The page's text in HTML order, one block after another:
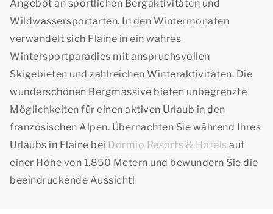
Angebot an sportlichen Bergaktivitäten und
Wildwassersportarten. In den Wintermonaten
verwandelt sich Flaine in ein wahres
Wintersportparadies mit anspruchsvollen
Skigebieten und zahlreichen Winteraktivitäten. Die
wunderschönen Bergmassive bieten unbegrenzte
Möglichkeiten für einen aktiven Urlaub in den
französischen Alpen. Übernachten Sie während Ihres
Urlaubs in Flaine bei Dormio Resorts & Hotels auf
einer Höhe von 1.850 Metern und bewundern Sie die
beeindruckende Aussicht!